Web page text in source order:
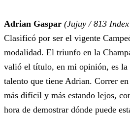
Adrian Gaspar (Jujuy / 813
Clasificó por ser el vigente
modalidad. El triunfo en la
valió el título, en mi opinión, es la
talento que tiene Adrian. Correr
más difícil y más estando lejos,
hora de demostrar dónde puede